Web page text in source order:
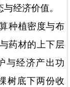
经济价值。
种植密度与布
药材的上下层
与经济产出功
树底下两份收